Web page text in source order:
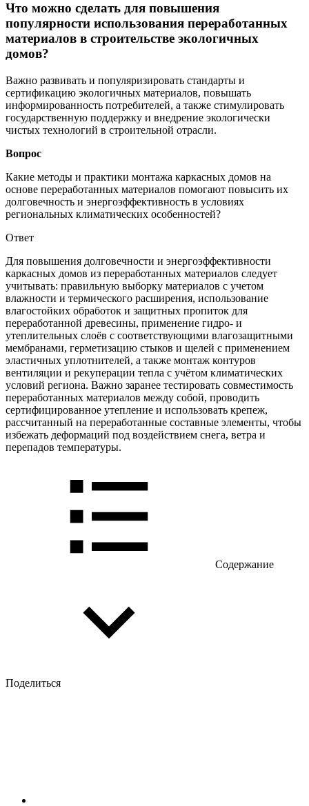
Что можно сделать для повышения
популярности использования переработанных
материалов в строительстве экологичных
домов?
Важно развивать и популяризировать стандарты и
сертификацию экологичных материалов, повышать
информированность потребителей, а также стимулировать
государственную поддержку и внедрение экологически
чистых технологий в строительной отрасли.
Вопрос
Какие методы и практики монтажа каркасных домов на
основе переработанных материалов помогают повысить их
долговечность и энергоэффективность в условиях
региональных климатических особенностей?
Ответ
Для повышения долговечности и энергоэффективности
каркасных домов из переработанных материалов следует
учитывать: правильную выборку материалов с учетом
влажности и термического расширения, использование
влагостойких обработок и защитных пропиток для
переработанной древесины, применение гидро- и
утеплительных слоёв с соответствующими влагозащитными
мембранами, герметизацию стыков и щелей с применением
эластичных уплотнителей, а также монтаж контуров
вентиляции и рекуперации тепла с учётом климатических
условий региона. Важно заранее тестировать совместимость
переработанных материалов между собой, проводить
сертифицированное утепление и использовать крепеж,
рассчитанный на переработанные составные элементы, чтобы
избежать деформаций под воздействием снега, ветра и
перепадов температуры.
Содержание
Поделиться